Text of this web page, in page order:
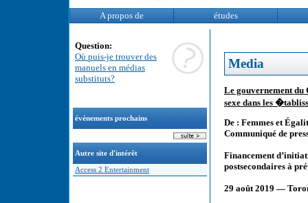
A propos de études
Question:
Où puis-je trouver des
manuels en médias
substituts?
événements prochains
Autre site d'intérêt
Access 2 Entertainment
Media
Le gouvernement
sexe dans les
De : Femmes et
Communiqué de
Financement
postsecondaires à
29 août 2019 —